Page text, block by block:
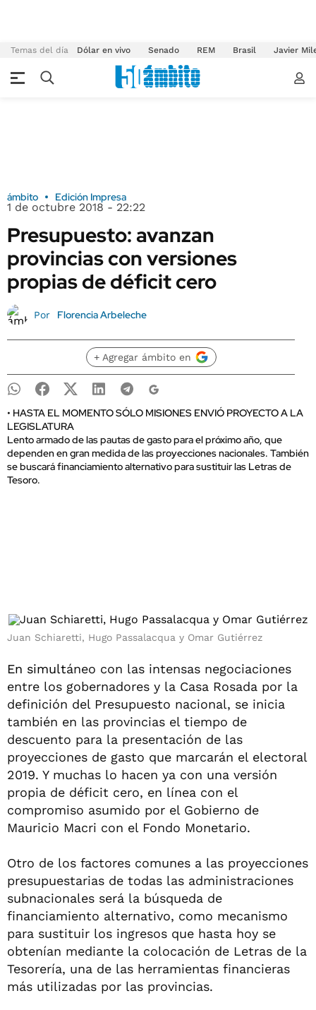
Temas del día Dólar en vivo Senado REM Brasil Javier
ámbito Edición Impresa
1 de octubre 2018 - 22:22
Presupuesto: avanzan
provincias con versiones
propias de déficit cero
Por Florencia Arbeleche
+ Agregar ámbito en
• HASTA EL MOMENTO SÓLO MISIONES ENVIÓ PROYECTO A LA
LEGISLATURA
Lento armado de las pautas de gasto para el próximo año, que
dependen en gran medida de las proyecciones nacionales. También
se buscará financiamiento alternativo para sustituir las Letras de
Tesoro.
Juan Schiaretti, Hugo Passalacqua y Omar Gutiérrez
En simultáneo con las intensas negociaciones
entre los gobernadores y la Casa Rosada por la
definición del Presupuesto nacional, se inicia
también en las provincias el tiempo de
descuento para la presentación de las
proyecciones de gasto que marcarán el electoral
2019. Y muchas lo hacen ya con una versión
propia de déficit cero, en línea con el
compromiso asumido por el Gobierno de
Mauricio Macri con el Fondo Monetario.
Otro de los factores comunes a las proyecciones
presupuestarias de todas las administraciones
subnacionales será la búsqueda de
financiamiento alternativo, como mecanismo
para sustituir los ingresos que hasta hoy se
obtenían mediante la colocación de Letras de la
Tesorería, una de las herramientas financieras
más utilizadas por las provincias.